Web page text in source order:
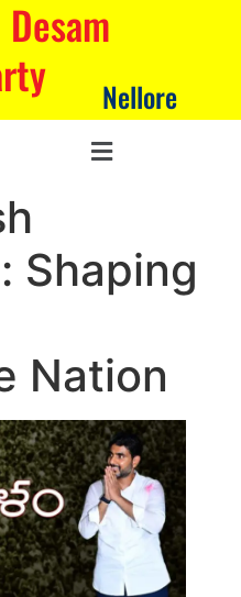
Nellore
Shaping
Nation